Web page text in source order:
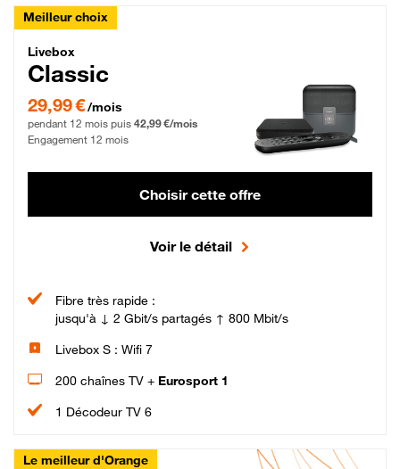
Meilleur choix
Livebox Classic Fibre
Livebox
Classic
29,99 € par mois pendant 12 mois puis 42,99 € par mois, Engagement 12 mois
29,99 €/mois
pendant 12 mois puis 42,99 €/mois
Engagement 12 mois
Choisir cette offre
Voir le détail
Fibre très rapide :
jusqu'à ↓ 2 Gbit/s partagés ↑ 800 Mbit/s
Livebox S : Wifi 7
200 chaînes TV + Eurosport 1
1 Décodeur TV 6
Le meilleur d'Orange